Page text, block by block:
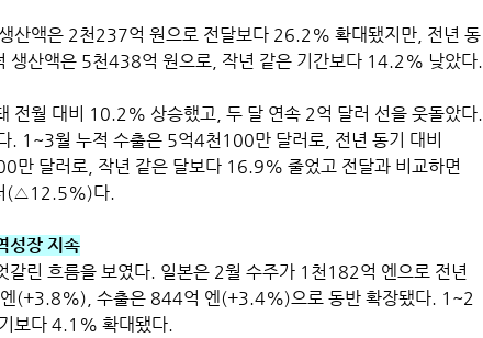
산액은 2천237억 원으로 전달보다 26.2% 확대됐지만, 전년 동
생산액은 5천438억 원으로, 작년 같은 기간보다 14.2% 낮았다.
전월 대비 10.2% 상승했고, 두 달 연속 2억 달러 선을 웃돌았다.
. 1~3월 누적 수출은 5억4천100만 달러로, 전년 동기 대비
만 달러로, 작년 같은 달보다 16.9% 줄었고 전달과 비교하면
(△12.5%)다.
성장 지속
갈린 흐름을 보였다. 일본은 2월 수주가 1천182억 엔으로 전년
(+3.8%), 수출은 844억 엔(+3.4%)으로 동반 확장됐다. 1~2
보다 4.1% 확대됐다.